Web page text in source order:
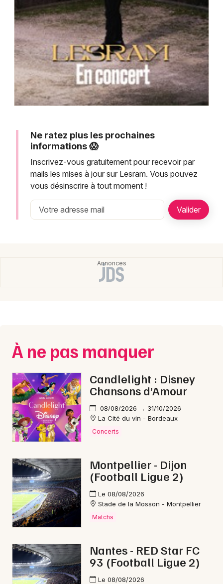
Spectacles
Concerts
Sports
Soirées
Expos
Sorties & loisirs
Choisir mes départements
Je m'abonne
Montpellier
Nantes
Nice
Paris
Strasbourg
Toulouse
Ne ratez plus les prochaines
informations 😱
Inscrivez-vous gratuitement pour recevoir par
mails les mises à jour sur Lesram. Vous pouvez
vous désinscrire à tout moment !
À ne pas manquer
Candlelight : Disney
Chansons d’Amour
08/08/2026 → 31/10/2026
La Cité du vin - Bordeaux
Concerts
Montpellier - Dijon
(Football Ligue 2)
Le 08/08/2026
Stade de la Mosson - Montpellier
Matchs
Nantes - RED Star FC
93 (Football Ligue 2)
Le 08/08/2026